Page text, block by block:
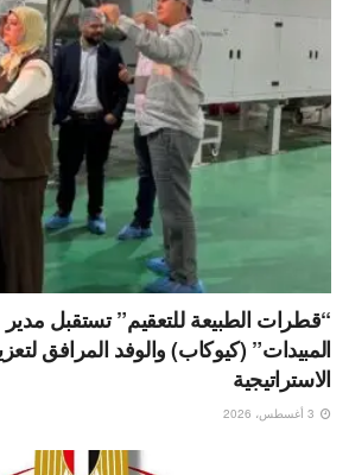
“قطرات الطبيعة للتعقيم” تستقبل مدير
المبيدات” (كيوكاب) والوفد المرافق
الاستراتيجية